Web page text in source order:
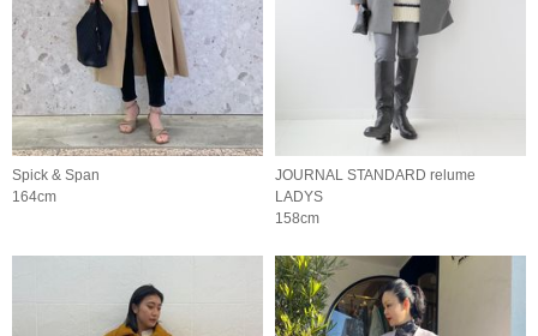
Spick & Span
164cm
JOURNAL STANDARD relume
LADYS
158cm